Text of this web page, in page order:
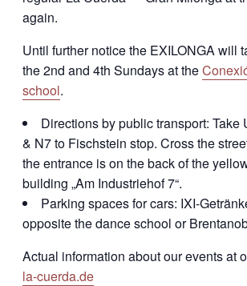
again.
Until further notice the EXILONGA will
the 2nd and 4th Sundays at the
school.
Directions by public transport: Take
& N7 to Fischstein stop. Cross the
the entrance is on the back of the
building „Am Industriehof 7“.
Parking spaces for cars: IXI-
opposite the dance school or
Actual information about our events at
la-cuerda.de